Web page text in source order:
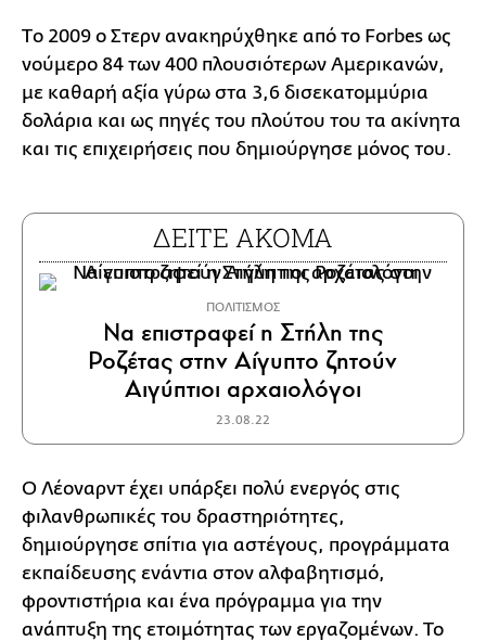
Tο 2009 o Στερν ανακηρύχθηκε από το Forbes ως
νούμερο 84 των 400 πλουσιότερων Αμερικανών,
με καθαρή αξία γύρω στα 3,6 δισεκατομμύρια
δολάρια και ως πηγές του πλούτου του τα ακίνητα
και τις επιχειρήσεις που δημιούργησε μόνος του.
ΔΕΙΤΕ ΑΚΟΜΑ
ΠΟΛΙΤΙΣΜΟΣ
Να επιστραφεί η Στήλη της
Ροζέτας στην Αίγυπτο ζητούν
Αιγύπτιοι αρχαιολόγοι
23.08.22
Ο Λέοναρντ έχει υπάρξει πολύ ενεργός στις
φιλανθρωπικές του δραστηριότητες,
δημιούργησε σπίτια για αστέγους, προγράμματα
εκπαίδευσης ενάντια στον αλφαβητισμό,
φροντιστήρια και ένα πρόγραμμα για την
ανάπτυξη της ετοιμότητας των εργαζομένων. Το